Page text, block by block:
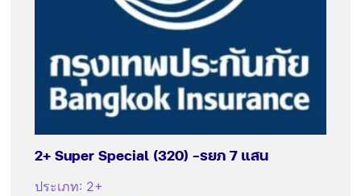
2+ Super Special (320) -รยภ 7 แสน
ประเภท: 2+